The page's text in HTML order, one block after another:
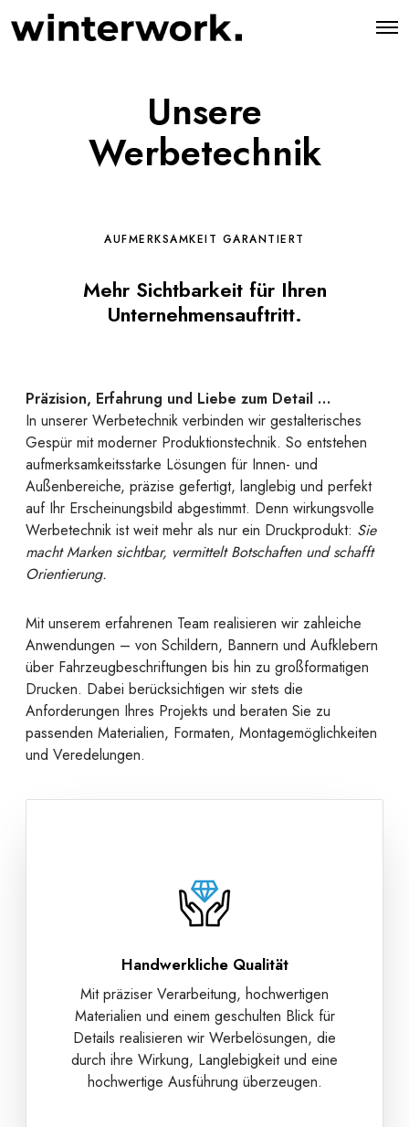
O
Unsere
Werbetechnik
AUFMERKSAMKEIT GARANTIERT
Mehr Sichtbarkeit für Ihren
Unternehmensauftritt.
Präzision, Erfahrung und Liebe zum Detail …
In unserer Werbetechnik verbinden wir gestalterisches
Gespür mit moderner Produktionstechnik. So entstehen
aufmerksamkeitsstarke Lösungen für Innen- und
Außenbereiche, präzise gefertigt, langlebig und perfekt
auf Ihr Erscheinungsbild abgestimmt. Denn wirkungsvolle
Werbetechnik ist weit mehr als nur ein Druckprodukt: Sie
macht Marken sichtbar, vermittelt Botschaften und schafft
Orientierung.
Mit unserem erfahrenen Team realisieren wir zahleiche
Anwendungen – von Schildern, Bannern und Aufklebern
über Fahrzeugbeschriftungen bis hin zu großformatigen
Drucken. Dabei berücksichtigen wir stets die
Anforderungen Ihres Projekts und beraten Sie zu
passenden Materialien, Formaten, Montagemöglichkeiten
und Veredelungen.
Handwerkliche Qualität
Mit präziser Verarbeitung, hochwertigen
Materialien und einem geschulten Blick für
Details realisieren wir Werbelösungen, die
durch ihre Wirkung, Langlebigkeit und eine
hochwertige Ausführung überzeugen.